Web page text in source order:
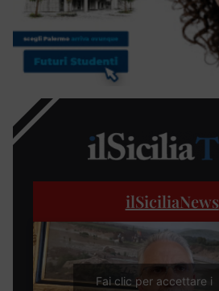
ilSiciliaNews
Fai clic per accettare i